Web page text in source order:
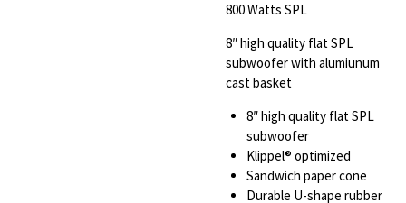
800 Watts SPL
8″ high quality flat SPL
subwoofer with alumiunum
cast basket
8″ high quality flat SPL
subwoofer
Klippel® optimized
Sandwich paper cone
Durable U-shape rubber